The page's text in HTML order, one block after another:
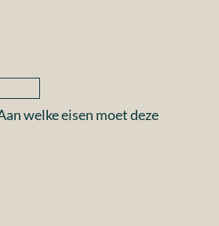
welke eisen moet deze